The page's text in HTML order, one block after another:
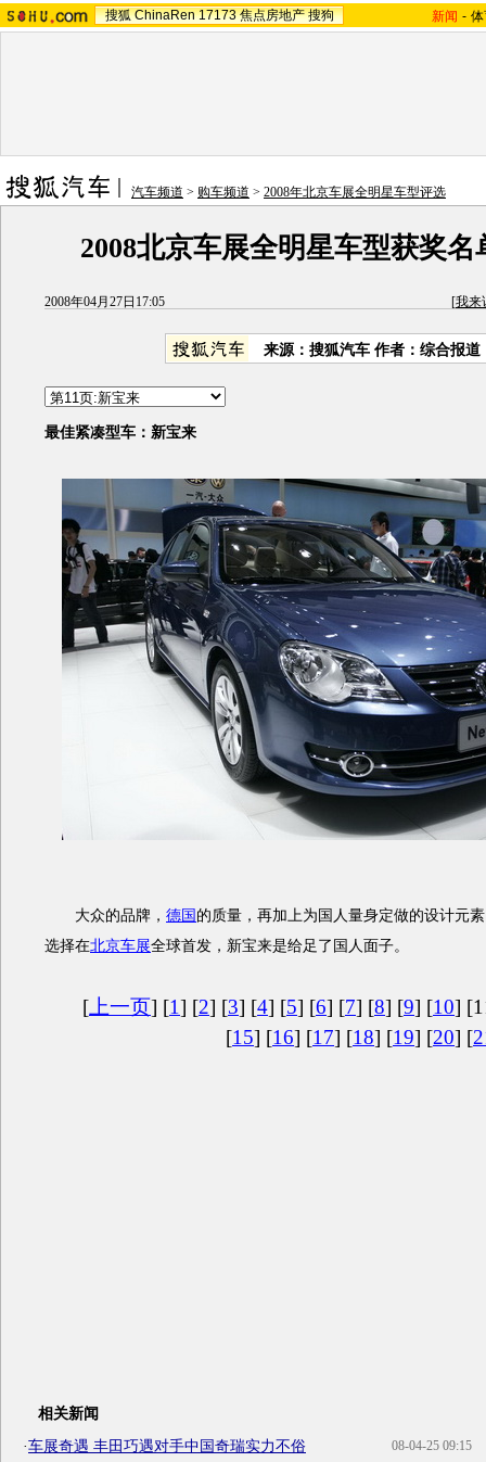
搜狐 ChinaRen 17173 焦点房地产 搜狗 新闻 -
汽车频道 > 购车频道 > 2008年北京车展全明星车型评选
2008北京车展全明星车型获奖名
2008年04月27日17:05 [我来
来源：搜狐汽车 作者：综合报道
最佳紧凑型车：新宝来
大众的品牌， 德国 的质量，再加上为国人量身定做的设计元
选择在北京车展全球首发，新宝来是给足了国人面子。
[ 上一页] [1] [2] [3] [4] [5] [6] [7] [8] [9] [10]
[15] [16] [17] [18] [19] [20] [
相关新闻
08-04-25 09:15
·车展奇遇 丰田巧遇对手中国奇瑞实力不俗